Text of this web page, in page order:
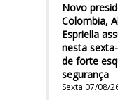
Novo
Colombia,
Espriella
nesta
de forte
segurança
Sexta 07/08/